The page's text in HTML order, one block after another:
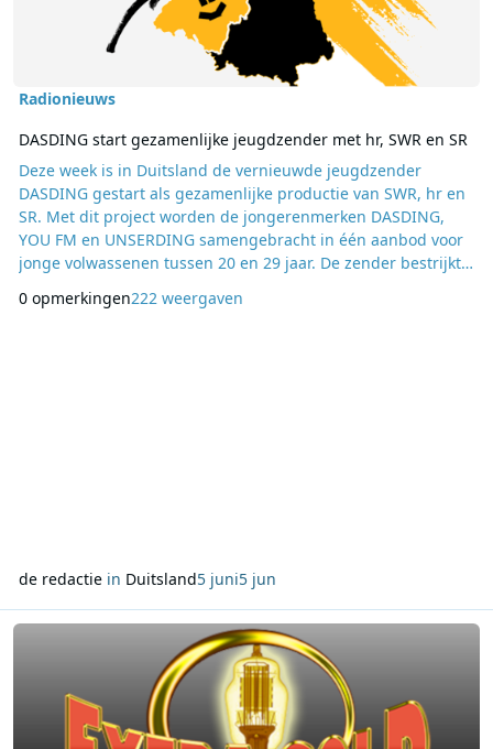
Radionieuws
DASDING start gezamenlijke jeugdzender met hr, SWR en SR
Deze week is in Duitsland de vernieuwde jeugdzender
DASDING gestart als gezamenlijke productie van SWR, hr en
SR. Met dit project worden de jongerenmerken DASDING,
YOU FM en UNSERDING samengebracht in één aanbod voor
jonge volwassenen tussen 20 en 29 jaar. De zender bestrijkt
Saarland en de Eifel. Daarmee vallen Baden-Württemberg,
0 opmerkingen222 weergaven
de redactiein Duitsland5 juni5 jun
Lees meer over Extra Gold neemt luisteraars mee terug naar